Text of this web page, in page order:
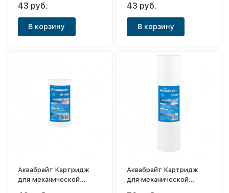
(20мк)
43 руб.
В корзину
(5мк)
43 руб.
В корзину
Аквабрайт Картридж
для механической
Аквабрайт Картридж
для механической